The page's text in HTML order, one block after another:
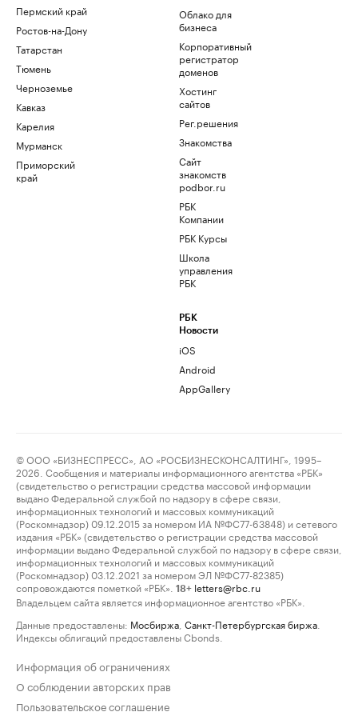
Пермский край
Ростов-на-Дону
Татарстан
Тюмень
Черноземье
Кавказ
Карелия
Мурманск
Приморский
край
Облако для
бизнеса
Корпоративный
регистратор
доменов
Хостинг
сайтов
Рег.решения
Знакомства
Сайт
знакомств
podbor.ru
РБК
Компании
РБК Курсы
Школа
управления
РБК
РБК
Новости
iOS
Android
AppGallery
© ООО «БИЗНЕСПРЕСС», АО «РОСБИЗНЕСКОНСАЛТИНГ», 1995–
2026. Сообщения и материалы информационного агентства «РБК»
(свидетельство о регистрации средства массовой информации
выдано Федеральной службой по надзору в сфере связи,
информационных технологий и массовых коммуникаций
(Роскомнадзор) 09.12.2015 за номером ИА №ФС77-63848) и сетевого
издания «РБК» (свидетельство о регистрации средства массовой
информации выдано Федеральной службой по надзору в сфере связи,
информационных технологий и массовых коммуникаций
(Роскомнадзор) 03.12.2021 за номером ЭЛ №ФС77-82385)
сопровождаются пометкой «РБК».
18+ letters@rbc.ru
Владельцем сайта является информационное агентство «РБК».
Данные предоставлены: Мосбиржа Санкт-Петербургская биржа
Индексы облигаций предоставлены Cbonds.
Информация об ограничениях
О соблюдении авторских прав
Пользовательское соглашение